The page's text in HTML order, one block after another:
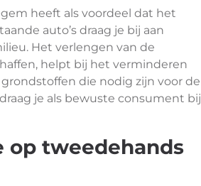
heeft als voordeel dat het
auto’s draag je bij aan
Het verlengen van de
helpt bij het verminderen
die nodig zijn voor de
je als bewuste consument bij
op tweedehands